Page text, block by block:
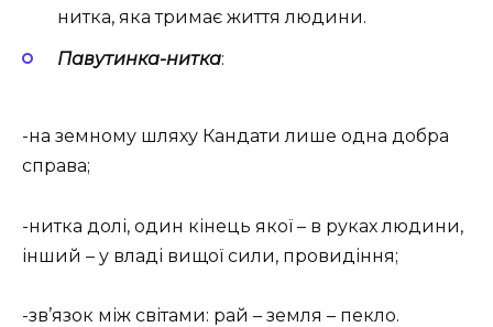
нитка, яка тримає життя людини.
Павутинка-нитка:
-на земному шляху Кандати лише одна добра
справа;
-нитка долі, один кінець якої – в руках людини,
інший – у владі вищої сили, провидіння;
-зв’язок між світами: рай – земля – пекло.